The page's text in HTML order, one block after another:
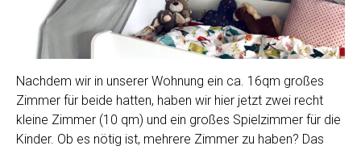
Nachdem wir in unserer Wohnung ein ca. 16qm großes
Zimmer für beide hatten, haben wir hier jetzt zwei recht
kleine Zimmer (10 qm) und ein großes Spielzimmer für die
Kinder. Ob es nötig ist, mehrere Zimmer zu haben? Das